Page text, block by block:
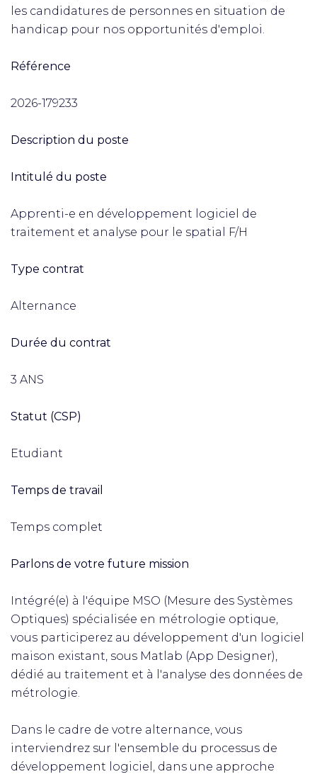
les candidatures de personnes en situation de
handicap pour nos opportunités d'emploi.
Référence
2026-179233
Description du poste
Intitulé du poste
Apprenti-e en développement logiciel de
traitement et analyse pour le spatial F/H
Type contrat
Alternance
Durée du contrat
3 ANS
Statut (CSP)
Etudiant
Temps de travail
Temps complet
Parlons de votre future mission
Intégré(e) à l'équipe MSO (Mesure des Systèmes
Optiques) spécialisée en métrologie optique,
vous participerez au développement d'un logiciel
maison existant, sous Matlab (App Designer),
dédié au traitement et à l'analyse des données de
métrologie.
Dans le cadre de votre alternance, vous
interviendrez sur l'ensemble du processus de
développement logiciel, dans une approche